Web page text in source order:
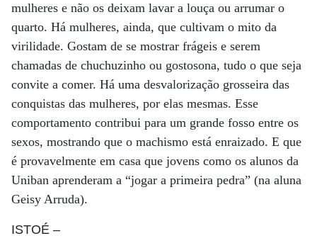
mulheres e não os deixam lavar a louça ou arrumar o
quarto. Há mulheres, ainda, que cultivam o mito da
virilidade. Gostam de se mostrar frágeis e serem
chamadas de chuchuzinho ou gostosona, tudo o que seja
convite a comer. Há uma desvalorização grosseira das
conquistas das mulheres, por elas mesmas. Esse
comportamento contribui para um grande fosso entre os
sexos, mostrando que o machismo está enraizado. E que
é provavelmente em casa que jovens como os alunos da
Uniban aprenderam a “jogar a primeira pedra” (na aluna
Geisy Arruda).
ISTOÉ –